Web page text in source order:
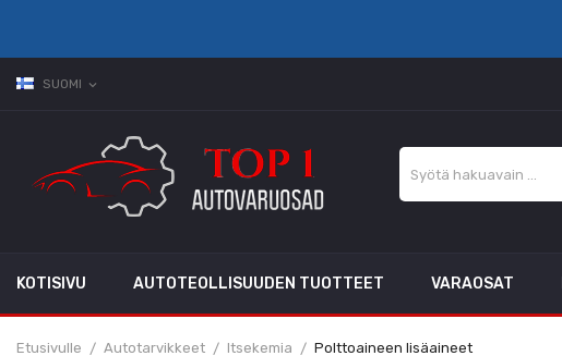
SUOMI expand_more
KOTISIVU AUTOTEOLLISUUDEN TUOTTEET VARAOSAT
Etusivulle Autotarvikkeet Itsekemia Polttoaineen lisäaineet